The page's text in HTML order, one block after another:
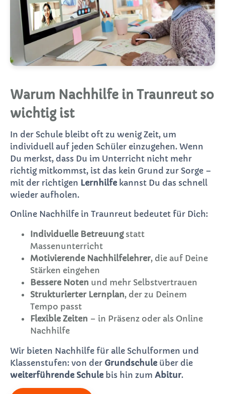
Warum Nachhilfe in Traunreut so
wichtig ist
In der Schule bleibt oft zu wenig Zeit, um
individuell auf jeden Schüler einzugehen. Wenn
Du merkst, dass Du im Unterricht nicht mehr
richtig mitkommst, ist das kein Grund zur Sorge –
mit der richtigen Lernhilfe kannst Du das schnell
wieder aufholen.
Online Nachhilfe in Traunreut bedeutet für Dich:
Individuelle Betreuungstatt
Massenunterricht
Motivierende Nachhilfelehrer, die auf Deine
Stärken eingehen
Bessere Noten und mehr Selbstvertrauen
Strukturierter Lernplan, der zu Deinem
Tempo passt
Flexible Zeiten – in Präsenz oder als Online
Nachhilfe
Wir bieten Nachhilfe für alle Schulformen und
Klassenstufen: von der Grundschule über die
weiterführende Schule bis hin zum Abitur.